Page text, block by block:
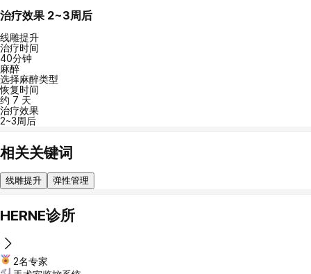
治疗效果 2~3周后
线雕提升
治疗时间
40分钟
麻醉
选择麻醉类型
恢复时间
约 7 天
治疗效果
2~3周后
相关关键词
线雕提升 弹性管理
HERNE诊所
2名专家